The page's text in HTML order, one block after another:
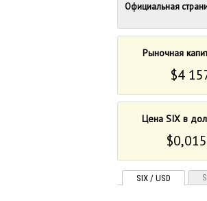
Официальная
Рыночная
$4
Цена SIX в
$0,015
SIX / USD